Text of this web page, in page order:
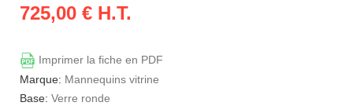
725,00 € H.T.
Imprimer la fiche en PDF
Marque: Mannequins vitrine
Base: Verre ronde